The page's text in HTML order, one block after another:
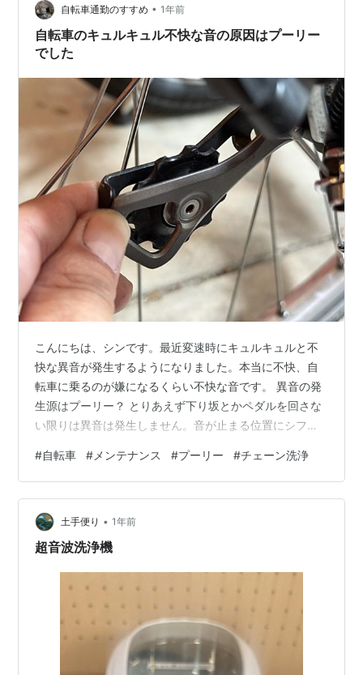
ーン。 かなり汚…
自転車通勤のすすめ • 1年前
自転車のキュルキュル不快な音の原因はプーリー
でした
こんにちは、シンです。最近変速時にキュルキュルと不
快な異音が発生するようになりました。本当に不快、自
転車に乗るのが嫌になるくらい不快な音です。 異音の発
生源はプーリー？ とりあえず下り坂とかペダルを回さな
い限りは異音は発生しません。音が止まる位置にシフト
ェンジをしようとするとキュルキュルキュルキュル〜と
嫌な音が。異音の理由はリアディレイラーのプーリーが
怪しい気がしてきました。プーリーをメンテするにはチ
ェーンを外さないとできませんので、ちょっとチェーン
メンテのタイミング的には早かったのですがチェーンを
#自転車 # メンテナンス #プーリー #チェーン洗浄
土手便り • 1年前
超音波洗浄機